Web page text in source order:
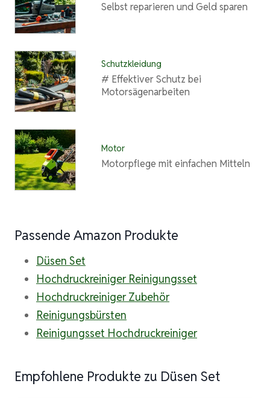
Selbst reparieren und Geld sparen
Schutzkleidung
# Effektiver Schutz bei
Motorsägenarbeiten
Motor
Motorpflege mit einfachen Mitteln
Passende Amazon Produkte
Düsen Set
Hochdruckreiniger Reinigungsset
Hochdruckreiniger Zubehör
Reinigungsbürsten
Reinigungsset Hochdruckreiniger
Empfohlene Produkte zu Düsen Set